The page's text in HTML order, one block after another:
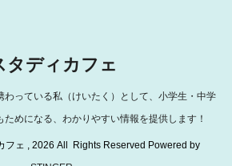
タディカフェ
わっている私（けいたく）として、小学生・中学
めになる、わかりやすい情報を提供します！
フェ , 2026 All Rights Reserved Powered by